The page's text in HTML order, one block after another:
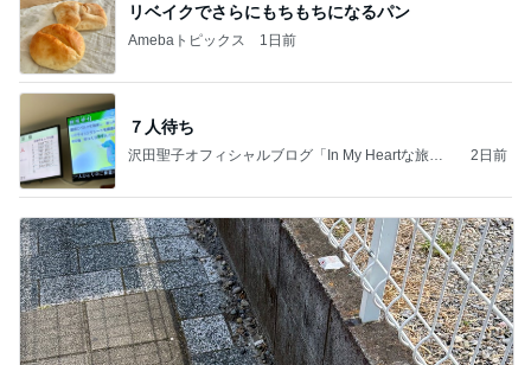
リベイクでさらにもちもちになるパン
Amebaトピックス 1日前
７人待ち
沢田聖子オフィシャルブログ「In My Heartな旅日
2日前